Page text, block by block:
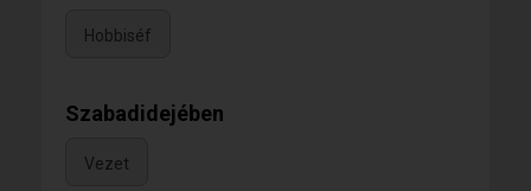
Hobbiséf
Szabadidejében
Vezet